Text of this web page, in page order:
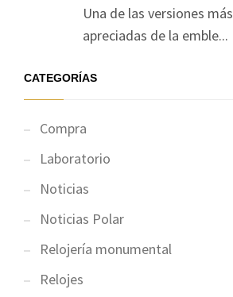
Una de las versiones más
apreciadas de la emble...
CATEGORÍAS
Compra
Laboratorio
Noticias
Noticias Polar
Relojería monumental
Relojes